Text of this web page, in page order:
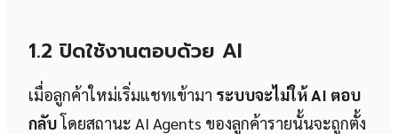
1.2 ปิดใช้งานตอบด้วย AI
เมื่อลูกค้าใหม่เริ่มแชทเข้ามา ระบบจะไม่ให้ AI ตอบ
กลับโดยสถานะ AI Agents ของลูกค้ารายนั้นจะถูกตั้ง